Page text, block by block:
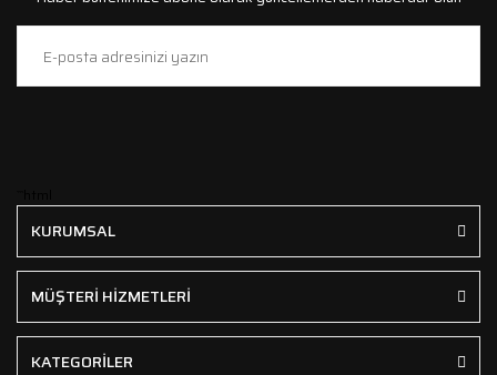
KURUMSAL
MÜŞTERİ HİZMETLERİ
KATEGORİLER